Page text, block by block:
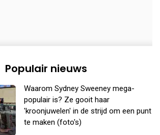
Populair nieuws
Waarom Sydney Sweeney mega-
populair is? Ze gooit haar
'kroonjuwelen' in de strijd om een punt
te maken (foto's)